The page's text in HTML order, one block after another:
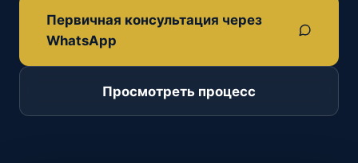
Первичная консультация через
WhatsApp
Просмотреть процесс